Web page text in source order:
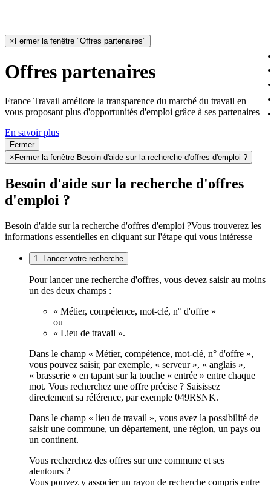
× Fermer la fenêtre "Offres partenaires"
Offres partenaires
France Travail améliore la transparence du marché du travail en
vous proposant plus d'opportunités d'emploi grâce à ses partenaires
En savoir plus
Fermer
× Fermer la fenêtre Besoin d'aide sur la recherche d'offres d'emploi ?
Besoin d'aide sur la recherche d'offres
d'emploi ?
Besoin d'aide sur la recherche d'offres d'emploi ?Vous trouverez les
informations essentielles en cliquant sur l'étape qui vous intéresse
1. Lancer votre recherche
Pour lancer une recherche d'offres, vous devez saisir au moins
un des deux champs :
« Métier, compétence, mot-clé, n° d'offre »
ou
« Lieu de travail ».
Dans le champ « Métier, compétence, mot-clé, n° d'offre »,
vous pouvez saisir, par exemple, « serveur », « anglais »,
« brasserie » en tapant sur la touche « entrée » entre chaque
mot. Vous recherchez une offre précise ? Saisissez
directement sa référence, par exemple 049RSNK.
Dans le champ « lieu de travail », vous avez la possibilité de
saisir une commune, un département, une région, un pays ou
un continent.
Vous recherchez des offres sur une commune et ses
alentours ?
Vous pouvez y associer un rayon de recherche compris entre